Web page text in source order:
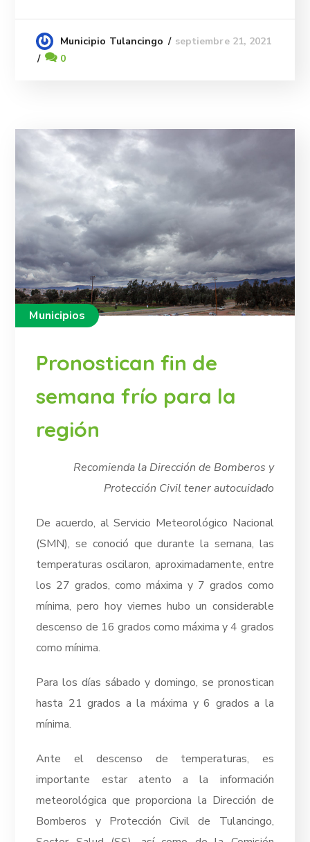
Municipio Tulancingo
septiembre 21, 2021
0
Municipios
Pronostican fin de
semana frío para la
región
Recomienda la Dirección de Bomberos y
Protección Civil tener autocuidado
De acuerdo, al Servicio Meteorológico Nacional
(SMN), se conoció que durante la semana, las
temperaturas oscilaron, aproximadamente, entre
los 27 grados, como máxima y 7 grados como
mínima, pero hoy viernes hubo un considerable
descenso de 16 grados como máxima y 4 grados
como mínima.
Para los días sábado y domingo, se pronostican
hasta 21 grados a la máxima y 6 grados a la
mínima.
Ante el descenso de temperaturas, es
importante estar atento a la información
meteorológica que proporciona la Dirección de
Bomberos y Protección Civil de Tulancingo,